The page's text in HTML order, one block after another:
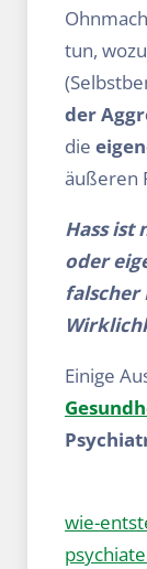
tun,
der
die
äußeren
Hass ist
oder
Einige
wie-